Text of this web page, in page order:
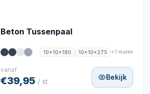
Beton Tussenpaal
10x10x180 10x10x275 +1 maten
vanaf
€39,95 / st
Bekijk